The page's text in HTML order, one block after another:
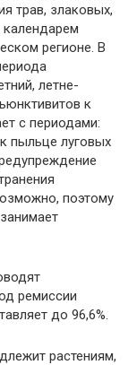
трав, злаковых,
календарем
регионе. В
летне-
к
с периодами:
пыльце луговых
поэтому
ремиссии
до 96,6%.
растениям,